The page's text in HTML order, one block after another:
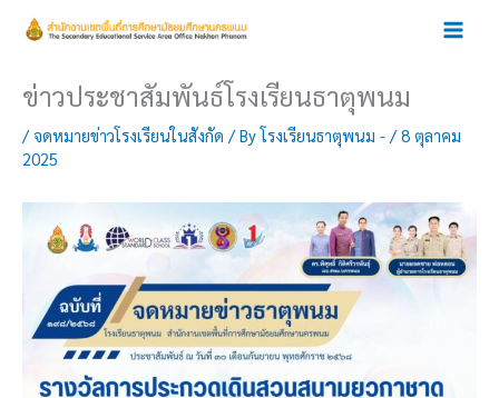
ข่าวประชาสัมพันธ์โรงเรียนธาตุพนม
/จดหมายข่าวโรงเรียนในสังกัด / Byโรงเรียนธาตุพนม - /8 ตุลาคม
2025